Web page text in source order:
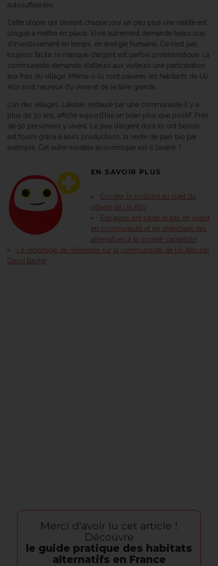
autosuffisantes.
Cette utopie qui devient chaque jour un peu plus une réalité est
longue à mettre en place. Vivre autrement demande beaucoup
d’investissement en temps, en énergie humaine. Ce n’est pas
toujours facile, le manque d’argent est parfois problématique. La
communauté demande d’ailleurs aux visiteurs une participation
aux frais du village. Même si ils sont pauvres les habitants de Uli
Alto sont heureux d’y vivre et de le faire grandir.
L’un des villages, Lakabe, restauré par une communauté il y a
plus de 30 ans, affiche aujourd’hui un bilan plus que positif. Près
de 50 personnes y vivent. Le peu d’argent dont ils ont besoin
est fourni grâce à leurs productions, la vente de pain bio par
exemple. Cet autre modèle économique est-il l’avenir ?
EN SAVOIR PLUS
Écouter le podcast au sujet du
village de Uli Alto
Eux aussi ont sauté le pas en vivant
en communauté et en cherchant des
alternatives à la société capitaliste
Le reportage de référence sur la communauté de Uli Alto par
David Baché
Merci d'avoir lu cet article !
Découvre
le guide pratique des habitats
alternatifs en France